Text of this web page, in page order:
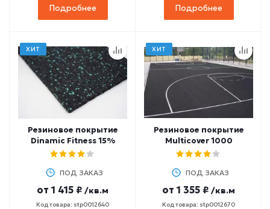
Подробнее Подробнее
ХИТ
Резиновое покрытие
Dinamic Fitness 15%
ПОД ЗАКАЗ
от 1 415 ₽ /кв.м
Код товара: stp0012640
ХИТ
Резиновое покрытие
Multicover 1000
ПОД ЗАКАЗ
от 1 355 ₽ /кв.м
Код товара: stp0012670